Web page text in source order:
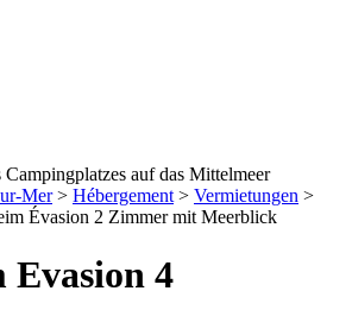
auf das Mittelmeer
Mer> Hébergement > Vermietungen >
Évasion 2 Zimmer mit Meerblick
4